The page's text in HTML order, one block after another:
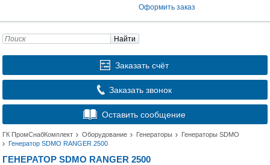
Оформить заказ
Найти
Заказать счёт
Заказать звонок
Оставить сообщение
ГК ПромСнабКомплект Оборудование Генераторы
Генераторы SDMO
Генератор SDMO RANGER 2500
ГЕНЕРАТОР SDMO RANGER 2500